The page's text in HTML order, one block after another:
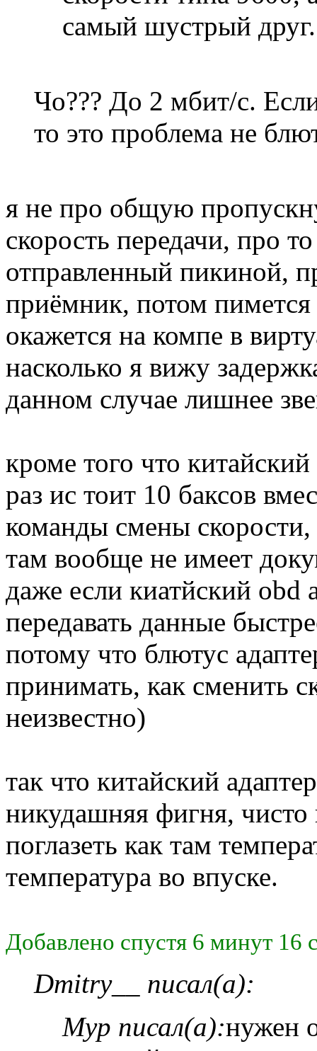
самый шустрый друг.
Чо??? До 2 мбит/с.
то это проблема не
я не про общую
скорость передачи, про
отправленный пикиной,
приёмник, потом
окажется на компе в
насколько я вижу
данном случае лишнее
кроме того что
раз ис тоит 10 баксов
команды смены скорости,
там вообще не имеет
даже если киатйский obd
передавать данные
потому что блютус
принимать, как сменить
неизвестно)
так что китайский
никудашняя фигня,
поглазеть как там
температура во впуске.
Добавлено спустя 6 минут 16
Dmitry__ писал(а):
Myp писал(а):нужен